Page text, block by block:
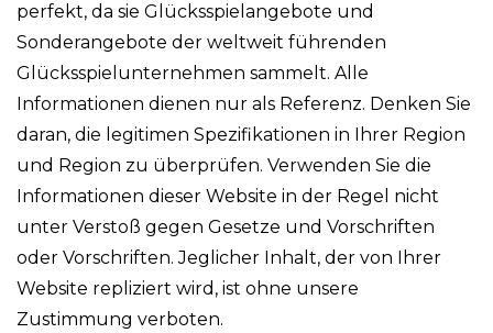
perfekt, da sie Glücksspielangebote und
Sonderangebote der weltweit führenden
Glücksspielunternehmen sammelt. Alle
Informationen dienen nur als Referenz. Denken Sie
daran, die legitimen Spezifikationen in Ihrer Region
und Region zu überprüfen. Verwenden Sie die
Informationen dieser Website in der Regel nicht
unter Verstoß gegen Gesetze und Vorschriften
oder Vorschriften. Jeglicher Inhalt, der von Ihrer
Website repliziert wird, ist ohne unsere
Zustimmung verboten.